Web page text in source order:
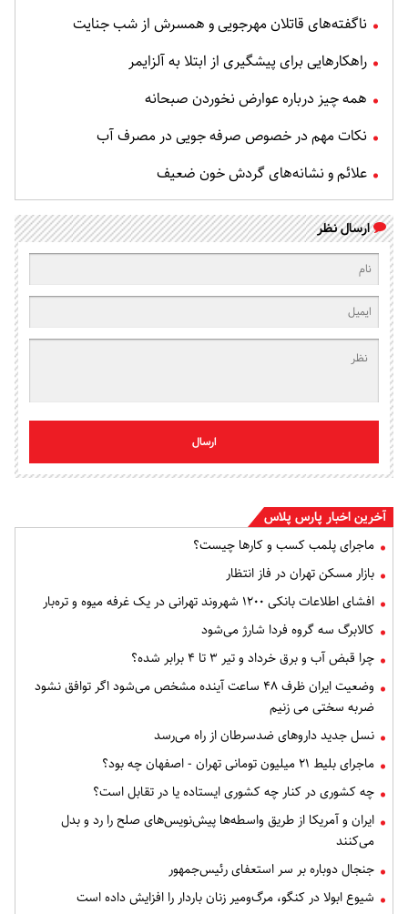
ناگفته‌های قاتلان مهرجویی و همسرش از شب جنایت
راهکارهایی برای پیشگیری از ابتلا به آلزایمر
همه چیز درباره عوارض نخوردن صبحانه
نکات مهم در خصوص صرفه جویی در مصرف آب
علائم و نشانه‌های گردش خون ضعیف
ارسال نظر
ارسال
آخرین اخبار پارس پلاس
ماجرای پلمب کسب و کارها چیست؟
بازار مسکن تهران در فاز انتظار
افشای اطلاعات بانکی ۱۲۰۰ شهروند تهرانی در یک غرفه میوه و تره‌بار
کالابرگ سه گروه فردا شارژ می‌شود
چرا قبض آب و برق خرداد و تیر ۳ تا ۴ برابر شده؟
وضعیت ایران ظرف ۴۸ ساعت آینده مشخص می‌شود اگر توافق نشود
ضربه سختی می زنیم
نسل جدید داروهای ضدسرطان از راه می‌رسد
ماجرای بلیط ۲۱ میلیون تومانی تهران - اصفهان چه بود؟
چه کشوری در کنار چه کشوری ایستاده یا در تقابل است؟
ایران و آمریکا از طریق واسطه‌ها پیش‌نویس‌های صلح را رد و بدل
می‌کنند
جنجال دوباره بر سر استعفای رئیس‌جمهور
شیوع ابولا در کنگو، مرگ‌ومیر زنان باردار را افزایش داده است